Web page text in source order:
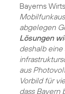
Bayerns
abgelegen
Lösungen
deshalb eine
aus
Vorbild für
dass Bayern